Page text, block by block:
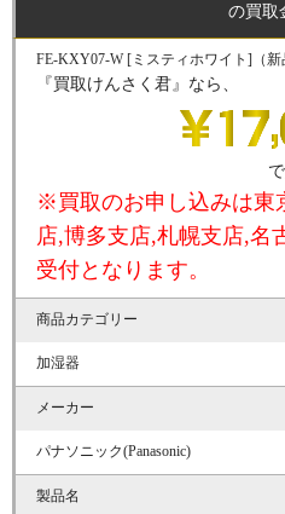
の買取
FE-KXY07-W [ミスティホワイト]（新
『買取けんさく君』なら、
※買取のお申し込みは東
店,博多支店,札幌支店,名
受付となります。
商品カテゴリー
加湿器
メーカー
パナソニック(Panasonic)
製品名